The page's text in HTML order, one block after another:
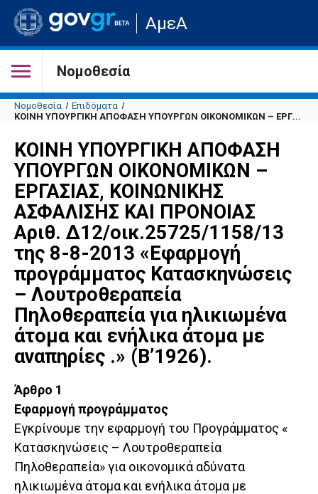
Μετάβαση
στην
σελίδα
του
ΑμεΑ
Νομοθεσία
Νομοθεσία
Επιδόματα
ΚΟΙΝΗ ΥΠΟΥΡΓΙΚΗ ΑΠΟΦΑΣΗ ΥΠΟΥΡΓΩΝ ΟΙΚΟΝΟΜΙΚΩΝ – ΕΡΓ...
ΚΟΙΝΗ ΥΠΟΥΡΓΙΚΗ ΑΠΟΦΑΣΗ
ΥΠΟΥΡΓΩΝ ΟΙΚΟΝΟΜΙΚΩΝ –
ΕΡΓΑΣΙΑΣ, ΚΟΙΝΩΝΙΚΗΣ
ΑΣΦΑΛΙΣΗΣ ΚΑΙ ΠΡΟΝΟΙΑΣ
Αριθ. Δ12/οικ.25725/1158/13
της 8-8-2013 «Εφαρμογή
προγράμματος Κατασκηνώσεις
– Λουτροθεραπεία
Πηλοθεραπεία για ηλικιωμένα
άτομα και ενήλικα άτομα με
αναπηρίες .» (Β’1926).
Άρθρο 1
Εφαρμογή προγράμματος
Εγκρίνουμε την εφαρμογή του Προγράμματος «
Κατασκηνώσεις – Λουτροθεραπεία
Πηλοθεραπεία» για οικονομικά αδύνατα
ηλικιωμένα άτομα και ενήλικα άτομα με